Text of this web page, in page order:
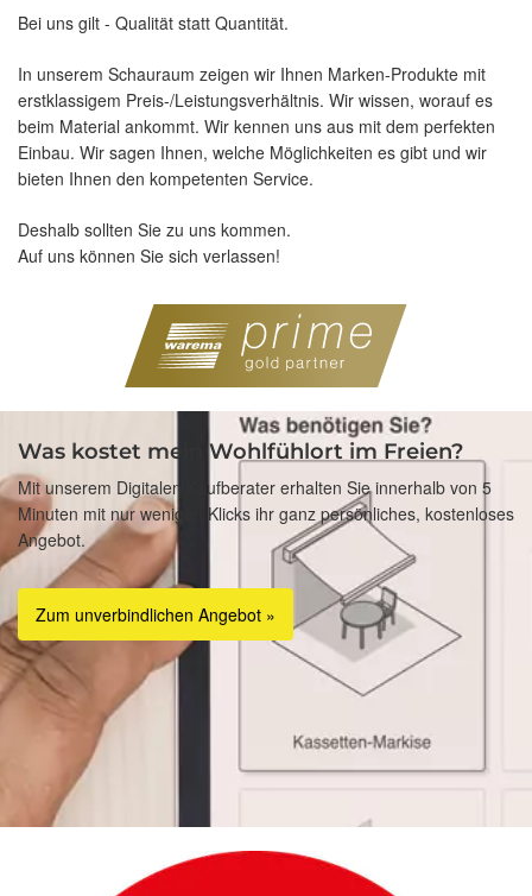
Bei uns gilt - Qualität statt Quantität.
In unserem Schauraum zeigen wir Ihnen Marken-Produkte mit
erstklassigem Preis-/Leistungsverhältnis. Wir wissen, worauf es
beim Material ankommt. Wir kennen uns aus mit dem perfekten
Einbau. Wir sagen Ihnen, welche Möglichkeiten es gibt und wir
bieten Ihnen den kompetenten Service.
Deshalb sollten Sie zu uns kommen.
Auf uns können Sie sich verlassen!
Was kostet mein Wohlfühlort im Freien?
Mit unserem Digitalen Kaufberater erhalten Sie innerhalb von 5
Minuten mit nur wenigen Klicks ihr ganz persönliches, kostenloses
Angebot.
Zum unverbindlichen Angebot »